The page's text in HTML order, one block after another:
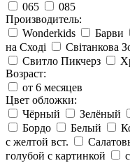
065
085
Производитель:
Wonderkids
Барви
на Сході
Світанкова
Свитло Пикчерз
Возраст:
от 6 месяцев
Цвет обложки:
Чёрный
Зелёный
Бордо
Белый
с желтой вст.
голубой с картинкой